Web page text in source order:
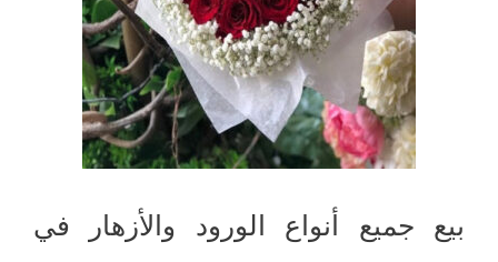
بيع جميع أنواع الورود والأزهار في